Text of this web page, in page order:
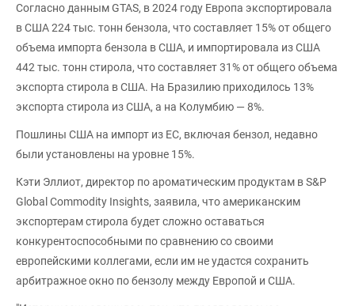
Согласно данным GTAS, в 2024 году Европа экспортировала
в США 224 тыс. тонн бензола, что составляет 15% от общего
объема импорта бензола в США, и импортировала из США
442 тыс. тонн стирола, что составляет 31% от общего объема
экспорта стирола в США. На Бразилию приходилось 13%
экспорта стирола из США, а на Колумбию — 8%.
Пошлины США на импорт из ЕС, включая бензол, недавно
были установлены на уровне 15%.
Кэти Эллиот, директор по ароматическим продуктам в S&P
Global Commodity Insights, заявила, что американским
экспортерам стирола будет сложно оставаться
конкурентоспособными по сравнению со своими
европейскими коллегами, если им не удастся сохранить
арбитражное окно по бензолу между Европой и США.